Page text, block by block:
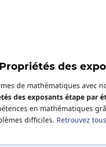
des
de mathématiques avec
des exposants étape par
en mathématiques
difficiles. Retrouvez